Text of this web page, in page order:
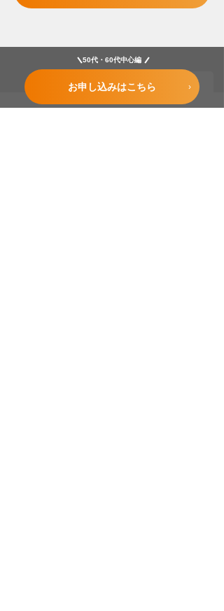
50代・60代中心編
お申し込みはこちら Page Top